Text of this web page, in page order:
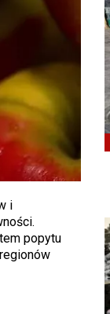
i
popytu